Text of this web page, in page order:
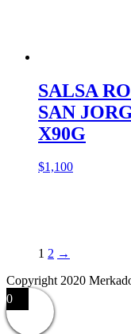
SALSA
SAN
X90G
$1,100
1 2 →
Copyright 2020
0